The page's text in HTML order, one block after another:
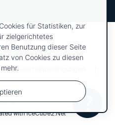
Geschäftbedingungen
with IceCube2.Net
Ihre
Auswahl
für Statistiken, zur
zielgerichtetes
Benutzung dieser Seite
von Cookies zu diesen